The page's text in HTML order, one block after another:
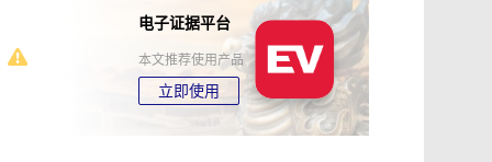
电子证据平台
本文推荐使用产品
立即使用